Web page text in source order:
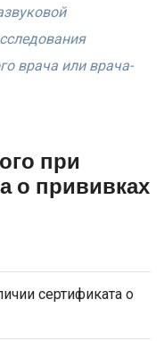
врача или врача-
при
о прививках
сертификата о